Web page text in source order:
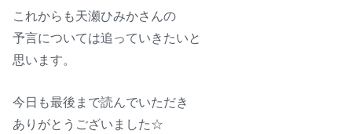
これからも天瀬ひみかさんの
予言については追っていきたいと
思います。
今日も最後まで読んでいただき
ありがとうございました☆